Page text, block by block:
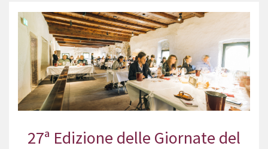
27ª Edizione delle Giornate del